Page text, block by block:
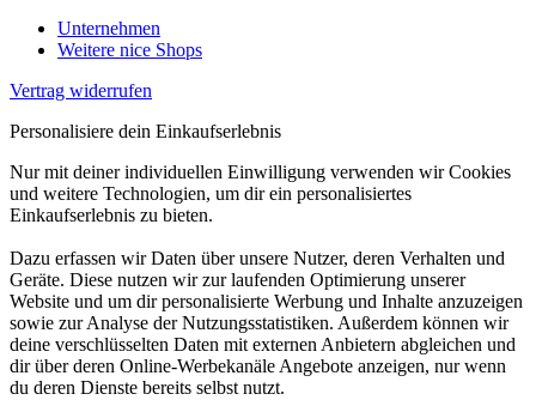
Unternehmen
Weitere nice Shops
Vertrag widerrufen
Personalisiere dein Einkaufserlebnis
Nur mit deiner individuellen Einwilligung verwenden wir Cookies
und weitere Technologien, um dir ein personalisiertes
Einkaufserlebnis zu bieten.
Dazu erfassen wir Daten über unsere Nutzer, deren Verhalten und
Geräte. Diese nutzen wir zur laufenden Optimierung unserer
Website und um dir personalisierte Werbung und Inhalte anzuzeigen
sowie zur Analyse der Nutzungsstatistiken. Außerdem können wir
deine verschlüsselten Daten mit externen Anbietern abgleichen und
dir über deren Online-Werbekanäle Angebote anzeigen, nur wenn
du deren Dienste bereits selbst nutzt.